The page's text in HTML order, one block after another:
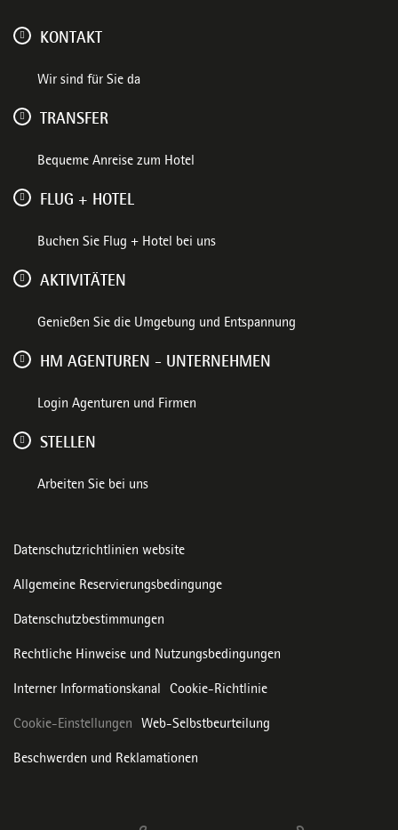
KONTAKT
Wir sind für Sie da
TRANSFER
Bequeme Anreise zum Hotel
FLUG + HOTEL
Buchen Sie Flug + Hotel bei uns
AKTIVITÄTEN
Genießen Sie die Umgebung und Entspannung
HM AGENTUREN - UNTERNEHMEN
Login Agenturen und Firmen
STELLEN
Arbeiten Sie bei uns
Datenschutzrichtlinien website
Allgemeine Reservierungsbedingunge
Datenschutzbestimmungen
Rechtliche Hinweise und Nutzungsbedingungen
Interner Informationskanal Cookie-Richtlinie
Cookie-Einstellungen Web-Selbstbeurteilung
Beschwerden und Reklamationen